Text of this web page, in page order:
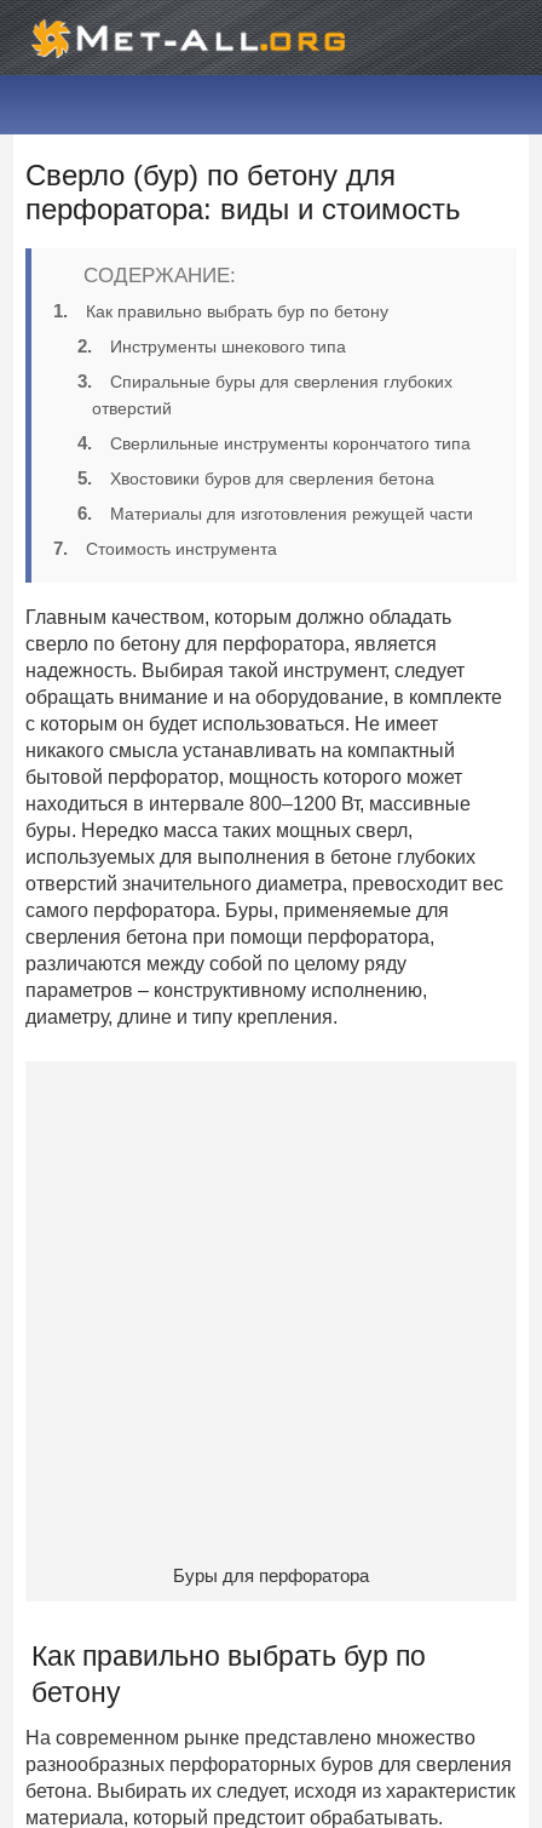
Сверло (бур) по бетону для
перфоратора: виды и стоимость
СОДЕРЖАНИЕ:
Как правильно выбрать бур по бетону
Инструменты шнекового типа
Спиральные буры для сверления глубоких
отверстий
Сверлильные инструменты корончатого типа
Хвостовики буров для сверления бетона
Материалы для изготовления режущей части
Стоимость инструмента
Главным качеством, которым должно обладать
сверло по бетону для перфоратора, является
надежность. Выбирая такой инструмент, следует
обращать внимание и на оборудование, в комплекте
с которым он будет использоваться. Не имеет
никакого смысла устанавливать на компактный
бытовой перфоратор, мощность которого может
находиться в интервале 800–1200 Вт, массивные
буры. Нередко масса таких мощных сверл,
используемых для выполнения в бетоне глубоких
отверстий значительного диаметра, превосходит вес
самого перфоратора. Буры, применяемые для
сверления бетона при помощи перфоратора,
различаются между собой по целому ряду
параметров – конструктивному исполнению,
диаметру, длине и типу крепления.
Буры для перфоратора
Как правильно выбрать бур по
бетону
На современном рынке представлено множество
разнообразных перфораторных буров для сверления
бетона. Выбирать их следует, исходя из характеристик
материала, который предстоит обрабатывать.